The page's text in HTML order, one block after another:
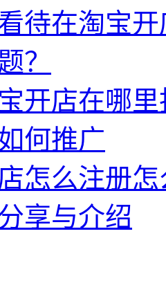
待在淘宝
？
开店在哪
何推广
怎么注册
享与介绍